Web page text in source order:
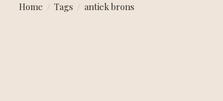
Home / Tags / antiek brons